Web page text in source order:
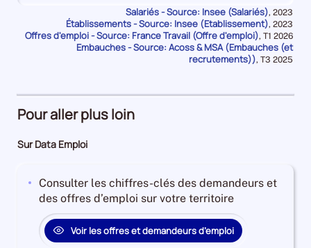
Salariés - Source: Insee (Salariés), Données
pour
la
période
2023
Établissements - Source: Insee (Etablissement), Données
pour
la
période
2023
Offres d'emploi - Source: France Travail (Offre d'emploi), Données
pour
la
T1 2026
Embauches - Source: Acoss & MSA (Embauches (et
recrutements)), Données
T3 2025
Pour aller plus loin
Sur Data Emploi
Consulter les chiffres-clés des demandeurs et
des offres d’emploi sur votre territoire
Voir les offres et demandeurs d’emploi